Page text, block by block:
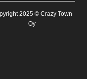
2025 © Crazy Town
Oy